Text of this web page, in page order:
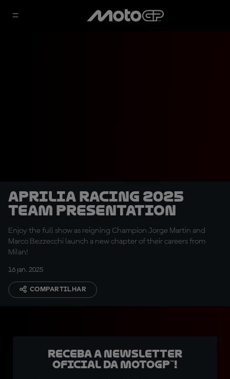
Aprilia Racing 2025
Team Presentation
Enjoy the full show as reigning Champion Jorge Martin and
Marco Bezzecchi launch a new chapter of their careers from
Milan!
16 jan. 2025
COMPARTILHAR
Receba a newsletter
oficial da MotoGP™!